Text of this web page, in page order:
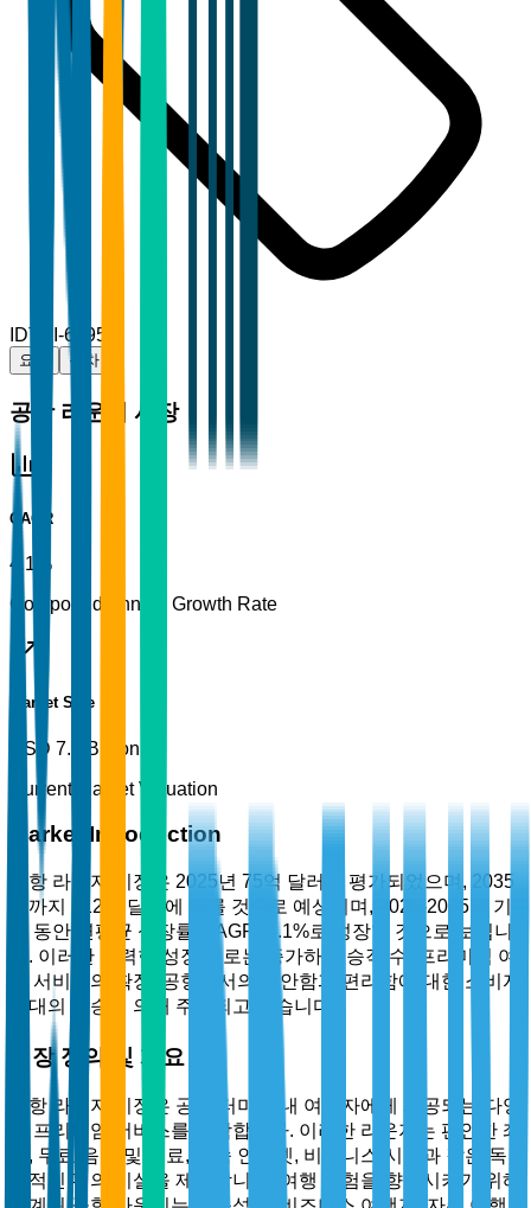
IDTBI-61957
요약 목차
공항 라운지 시장
CAGR
4.1%
Compound Annual Growth Rate
Market Size
USD 7.5 Billion
Current Market Valuation
Market Introduction
공항 라운지 시장은 2025년 75억 달러로 평가되었으며, 2035
년까지 112억 달러에 이를 것으로 예상되며, 2026-2035년 기
간 동안 연평균 성장률(CAGR) 4.1%로 성장할 것으로 보입니
다. 이러한 강력한 성장 경로는 증가하는 승객 수, 프리미엄 여
행 서비스의 확장, 공항에서의 편안함과 편리함에 대한 소비자
기대의 상승에 의해 주도되고 있습니다.
시장 정의 및 개요
공항 라운지 시장은 공항 터미널 내 여행자에게 제공되는 다양
한 프리미엄 서비스를 포함합니다. 이러한 라운지는 편안한 좌
석, 무료 음식 및 음료, 고속 인터넷, 비즈니스 시설과 같은 독
점적인 편의 시설을 제공합니다. 여행 경험을 향상시키기 위해